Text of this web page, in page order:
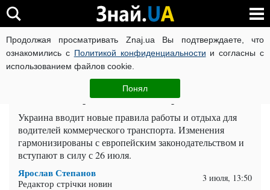
Продолжая просматривать Znaj.ua Вы подтверждаете, что
ознакомились с Политикой конфиденциальности и согласны с
использованием файлов cookie.
Понял
ВОЙНА РОССИИ ПРОТИВ УКРАИНЫ КОРОНАВИРУС В
Auto.Знай ЧИТАТИ УКРАЇНСЬКОЮ
Водителей переводят на стандарты ЕС с июля
Украина вводит новые правила работы и отдыха для
водителей коммерческого транспорта. Изменения
гармонизированы с европейским законодательством и
вступают в силу с 26 июля.
Ярослав Степанов
Редактор стрічки новин 3 июля, 13:50